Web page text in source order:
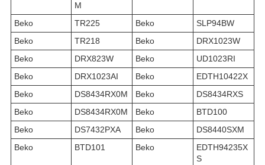
M
Beko TR225 Beko
SLP94BW
Beko
TR218 Beko
DRX1023W
Beko
DRX823W Beko
UD1023RI
Beko
DRX1023AI Beko
EDTH10422X
Beko
DS8434RX0M Beko
DS8434RXS
Beko
DS8434RX0M Beko
BTD100
Beko
DS7432PXA Beko
DS8440SXM
Beko
BTD101 Beko
EDTH94235X
S